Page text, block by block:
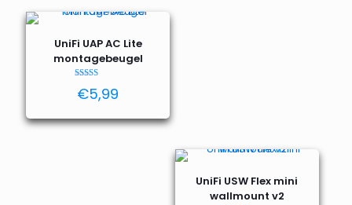
UniFi UAP AC Lite
montagebeugel
4.53
uit 5
€5,99
UniFi USW Flex mini
wallmount v2